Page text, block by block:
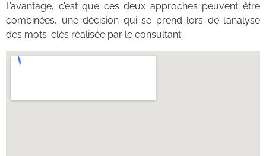
L’avantage, c’est que ces deux approches peuvent être
combinées, une décision qui se prend lors de l’analyse
des mots-clés réalisée par le consultant.